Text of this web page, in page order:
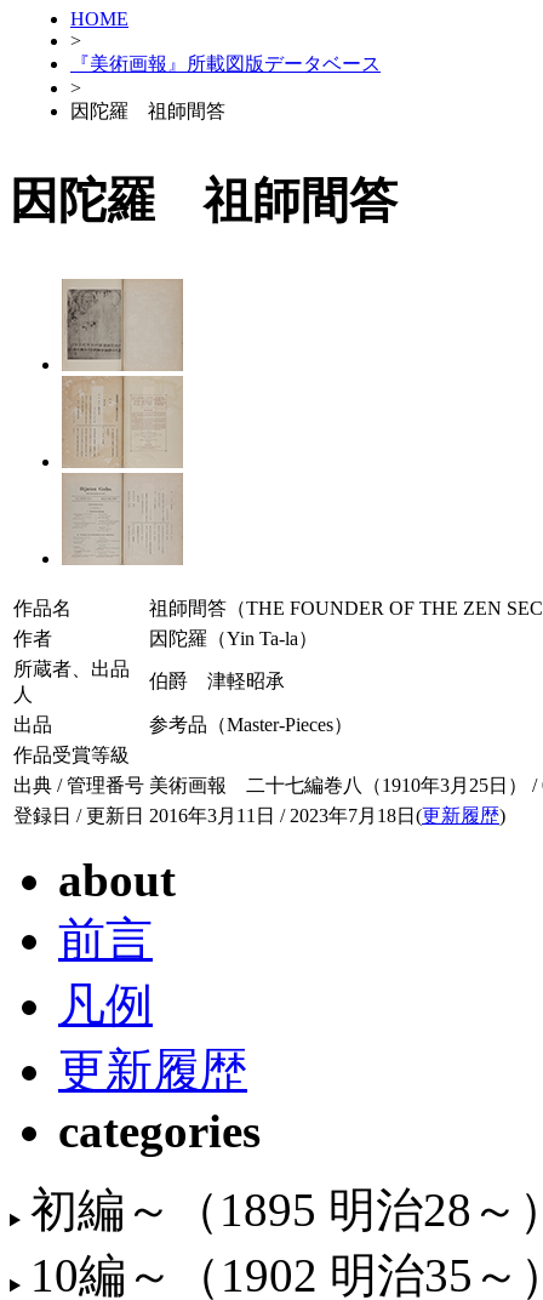
HOME
>
『美術画報』所載図版データベース
>
因陀羅 祖師間答
因陀羅 祖師間答
作品名
祖師間答（THE FOUNDER OF THE ZEN
作者
因陀羅（Yin Ta-la）
所蔵者、出品
人
伯爵 津軽昭承
出品
参考品（Master-Pieces）
作品受賞等級
出典 / 管理番号 美術画報 二十七編巻八（1910年3月25日） /
登録日 / 更新日 2016年3月11日 / 2023年7月18日(更新履歴)
about
前言
凡例
更新履歴
categories
初編～（1895 明治28～
10編～（1902 明治35～